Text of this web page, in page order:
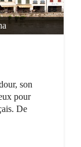
son
pour
De
à
d'Histoire".